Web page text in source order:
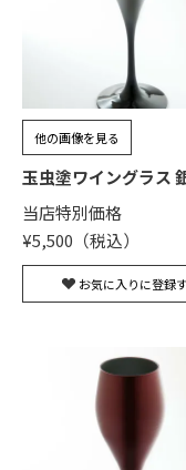
他の画像を見る
玉虫塗ワイングラス
当店特別価格
¥5,500
お気に入りに登録